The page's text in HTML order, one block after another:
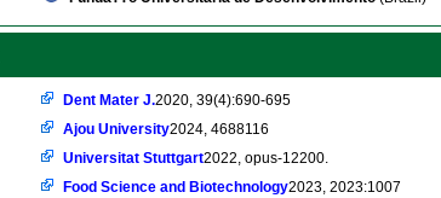
Dent Mater J.2020, 39(4):690-695
Ajou University2024, 4688116
Universitat Stuttgart2022, opus-12200.
Food Science and Biotechnology2023, 2023:1007